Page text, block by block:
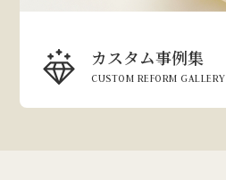
カスタム事例集
CUSTOM REFORM GALLERY